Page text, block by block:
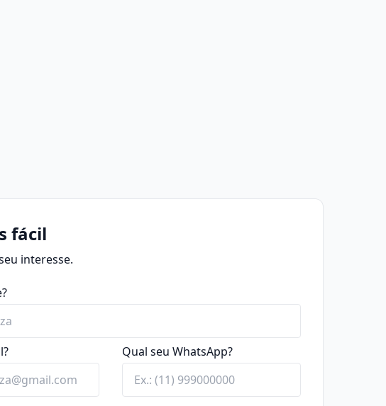
fácil
interesse.
Qual seu WhatsApp?